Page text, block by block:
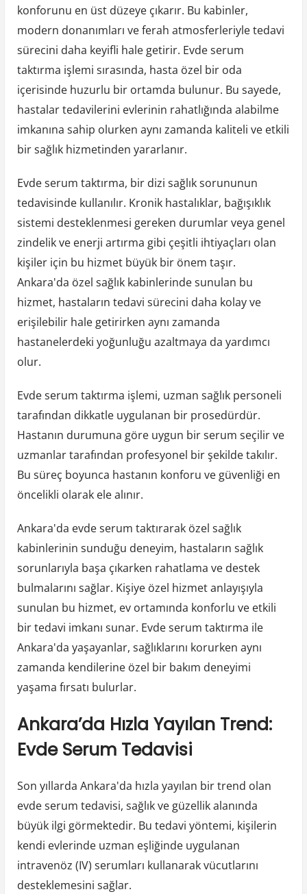
konforunu en üst düzeye çıkarır. Bu kabinler,
modern donanımları ve ferah atmosferleriyle tedavi
sürecini daha keyifli hale getirir. Evde serum
taktırma işlemi sırasında, hasta özel bir oda
içerisinde huzurlu bir ortamda bulunur. Bu sayede,
hastalar tedavilerini evlerinin rahatlığında alabilme
imkanına sahip olurken aynı zamanda kaliteli ve etkili
bir sağlık hizmetinden yararlanır.
Evde serum taktırma, bir dizi sağlık sorununun
tedavisinde kullanılır. Kronik hastalıklar, bağışıklık
sistemi desteklenmesi gereken durumlar veya genel
zindelik ve enerji artırma gibi çeşitli ihtiyaçları olan
kişiler için bu hizmet büyük bir önem taşır.
Ankara'da özel sağlık kabinlerinde sunulan bu
hizmet, hastaların tedavi sürecini daha kolay ve
erişilebilir hale getirirken aynı zamanda
hastanelerdeki yoğunluğu azaltmaya da yardımcı
olur.
Evde serum taktırma işlemi, uzman sağlık personeli
tarafından dikkatle uygulanan bir prosedürdür.
Hastanın durumuna göre uygun bir serum seçilir ve
uzmanlar tarafından profesyonel bir şekilde takılır.
Bu süreç boyunca hastanın konforu ve güvenliği en
öncelikli olarak ele alınır.
Ankara'da evde serum taktırarak özel sağlık
kabinlerinin sunduğu deneyim, hastaların sağlık
sorunlarıyla başa çıkarken rahatlama ve destek
bulmalarını sağlar. Kişiye özel hizmet anlayışıyla
sunulan bu hizmet, ev ortamında konforlu ve etkili
bir tedavi imkanı sunar. Evde serum taktırma ile
Ankara'da yaşayanlar, sağlıklarını korurken aynı
zamanda kendilerine özel bir bakım deneyimi
yaşama fırsatı bulurlar.
Ankara’da Hızla Yayılan Trend:
Evde Serum Tedavisi
Son yıllarda Ankara'da hızla yayılan bir trend olan
evde serum tedavisi, sağlık ve güzellik alanında
büyük ilgi görmektedir. Bu tedavi yöntemi, kişilerin
kendi evlerinde uzman eşliğinde uygulanan
intravenöz (IV) serumları kullanarak vücutlarını
desteklemesini sağlar.